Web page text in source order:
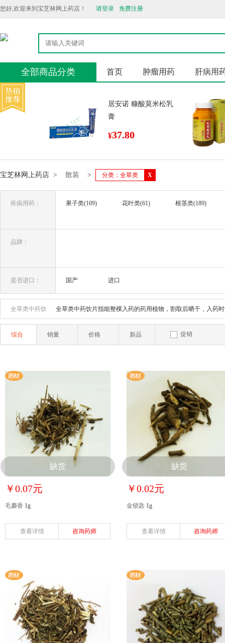
您好,欢迎来到宝芝林网上药店！ 请登录 免费注册
全部商品分类 首页 肿瘤用药 肝病用
居安诺 糠酸莫米松乳
膏
¥37.80
宝芝林网上药店 > 散装 > 分类：全草类 X
疾病用药： 果子类(109) 花叶类(61) 根茎类(189)
品牌：
是否进口： 国产 进口
全草类中药饮 全草类中药饮片指能整棵入药的药用植物，割取后晒干，入药
综合 销量 价格 新品 促销
￥0.07元
毛麝香 1g
缺货
查看详情 咨询药师
￥0.02元
金锁匙 1g
缺货
查看详情 咨询药师